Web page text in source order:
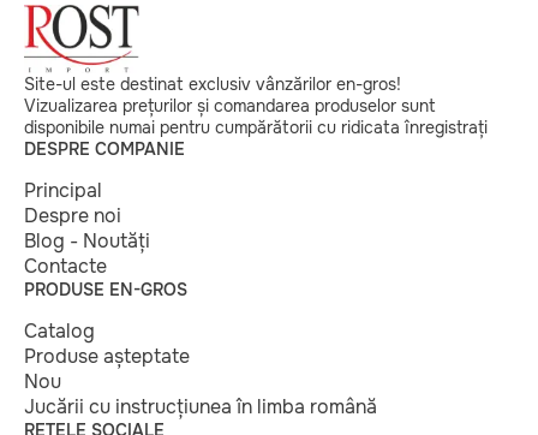
Site-ul este destinat exclusiv vânzărilor en-gros!
Vizualizarea prețurilor și comandarea produselor sunt
disponibile numai pentru cumpărătorii cu ridicata înregistrați
DESPRE COMPANIE
Principal
Despre noi
Blog - Noutăți
Contacte
PRODUSE EN-GROS
Catalog
Produse așteptate
Nou
Jucării cu instrucțiunea în limba română
REȚELE SOCIALE